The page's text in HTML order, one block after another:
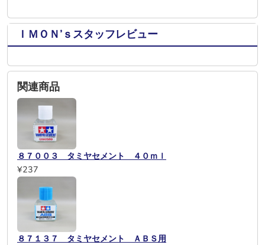
ＩＭＯＮ’ｓスタッフレビュー
関連商品
８７００３ タミヤセメント ４０ｍｌ
¥237
８７１３７ タミヤセメント ＡＢＳ用